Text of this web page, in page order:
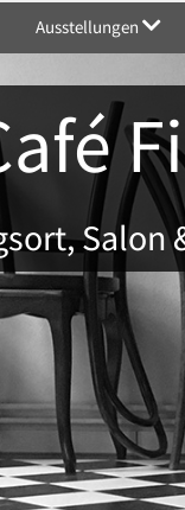
Ausstellungen
Salon